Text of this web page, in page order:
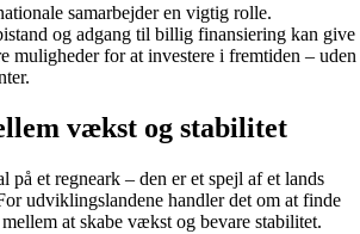
samarbejder en vigtig rolle.
og adgang til billig finansiering kan give
muligheder for at investere i fremtiden – uden
vækst og stabilitet
på et regneark – den er et spejl af et lands
udviklingslandene handler det om at finde
at skabe vækst og bevare stabilitet.